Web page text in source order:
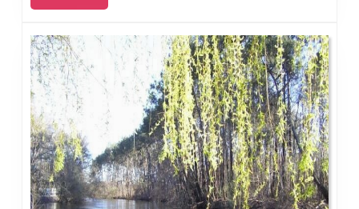
travail
More